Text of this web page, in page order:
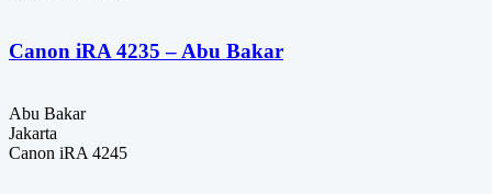
Canon iRA 4235 – Abu Bakar
Abu Bakar
Jakarta
Canon iRA 4245